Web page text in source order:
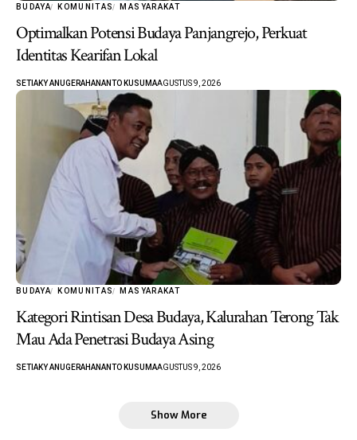
BUDAYA KOMUNITAS MASYARAKAT
Optimalkan Potensi Budaya Panjangrejo, Perkuat
Identitas Kearifan Lokal
SETIAKY ANUGERAHANANTO KUSUMAAGUSTUS 9, 2026
BUDAYA KOMUNITAS MASYARAKAT
Kategori Rintisan Desa Budaya, Kalurahan Terong Tak
Mau Ada Penetrasi Budaya Asing
SETIAKY ANUGERAHANANTO KUSUMAAGUSTUS 9, 2026
Show More